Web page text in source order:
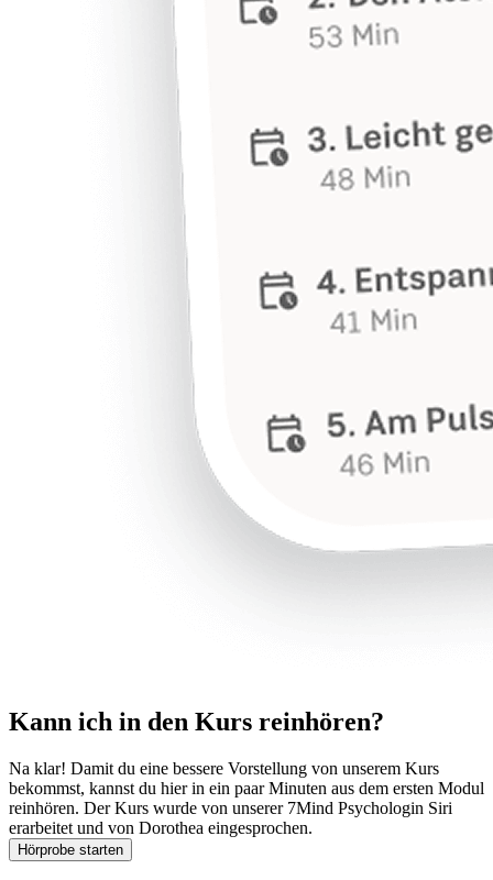
Kann ich in den Kurs reinhören?
Na klar! Damit du eine bessere Vorstellung von unserem Kurs
bekommst, kannst du hier in ein paar Minuten aus dem ersten Modul
reinhören. Der Kurs wurde von unserer 7Mind Psychologin Siri
erarbeitet und von Dorothea eingesprochen.
Hörprobe starten